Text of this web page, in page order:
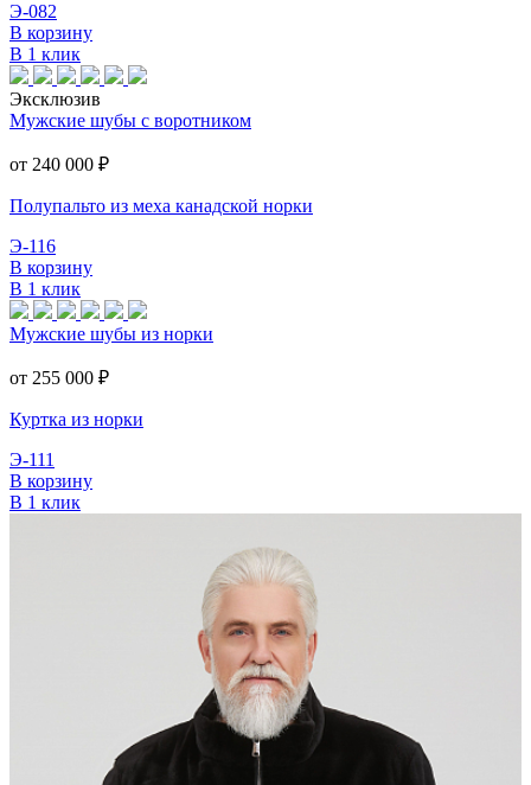
Э-082
В корзину
В 1 клик
Эксклюзив
Мужские шубы с воротником
от 240 000 ₽
Полупальто из меха канадской норки
Э-116
В корзину
В 1 клик
Мужские шубы из норки
от 255 000 ₽
Куртка из норки
Э-111
В корзину
В 1 клик